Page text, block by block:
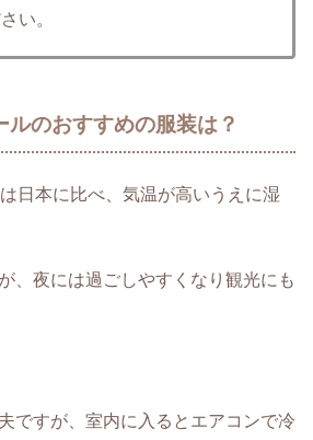
い。
ルのおすすめの服装は？
日本に比べ、気温が高いうえに湿
、夜には過ごしやすくなり観光にも
ですが、室内に入るとエアコンで冷